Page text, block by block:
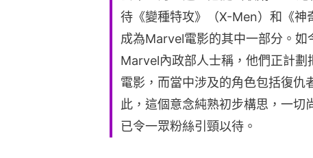
待《變種特攻》（X-Men）和《
成為Marvel電影的其中一部分。
Marvel內政部人士稱，他們正計
電影，而當中涉及的角色包括復仇
此，這個意念純熟初步構思，一切
已令一眾粉絲引頸以待。